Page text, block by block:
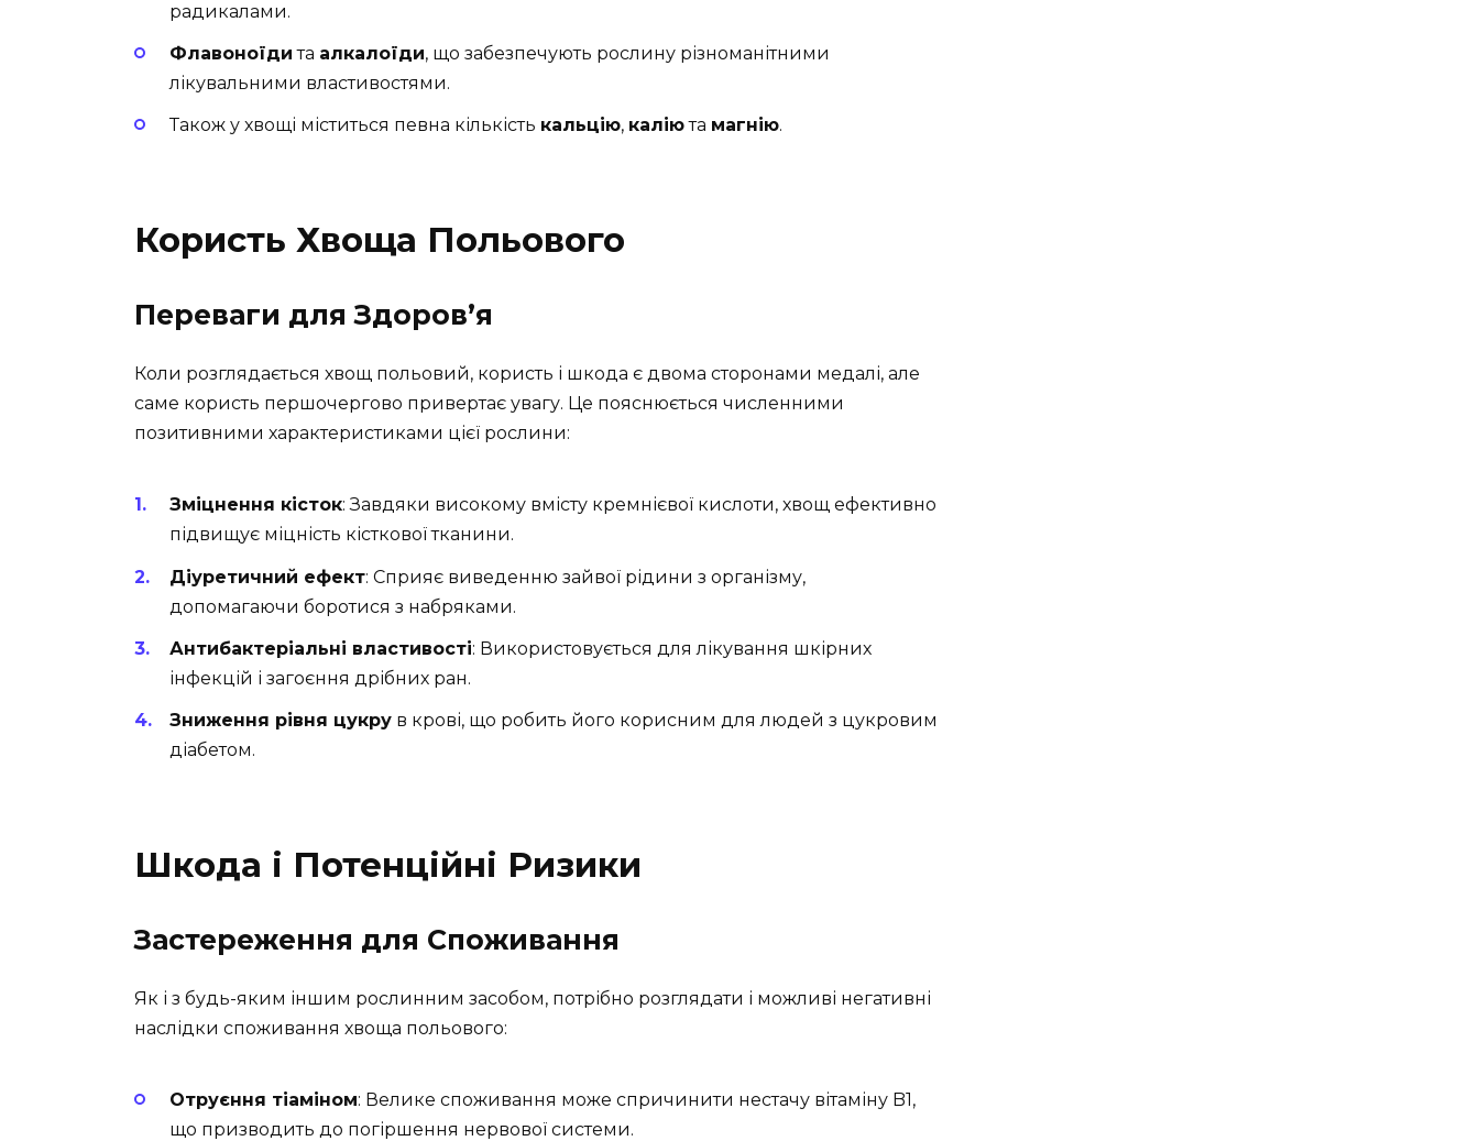
радикалами.
Флавоноїди та алкалоїди, що забезпечують рослину різноманітними
лікувальними властивостями.
Також у хвощі міститься певна кількість кальцію, каліюта магнію.
Користь Хвоща Польового
Переваги для Здоров’я
Коли розглядається хвощ польовий, користь і шкода є двома сторонами медалі, але
саме користь першочергово привертає увагу. Це пояснюється численними
позитивними характеристиками цієї рослини:
Зміцнення кісток: Завдяки високому вмісту кремнієвої кислоти, хвощ ефективно
підвищує міцність кісткової тканини.
Діуретичний ефект: Сприяє виведенню зайвої рідини з організму,
допомагаючи боротися з набряками.
Антибактеріальні властивості: Використовується для лікування шкірних
інфекцій і загоєння дрібних ран.
Зниження рівня цукру в крові, що робить його корисним для людей з цукровим
діабетом.
Шкода і Потенційні Ризики
Застереження для Споживання
Як і з будь-яким іншим рослинним засобом, потрібно розглядати і можливі негативні
наслідки споживання хвоща польового:
Отруєння тіаміном: Велике споживання може спричинити нестачу вітаміну B1,
що призводить до погіршення нервової системи.